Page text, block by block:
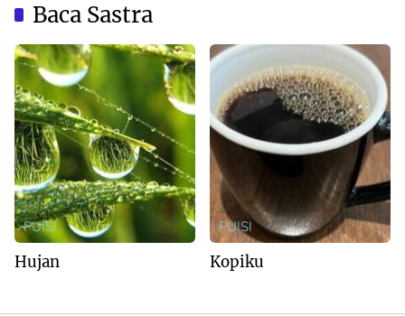
Baca Sastra
PUISI
Hujan
PUISI
Kopiku